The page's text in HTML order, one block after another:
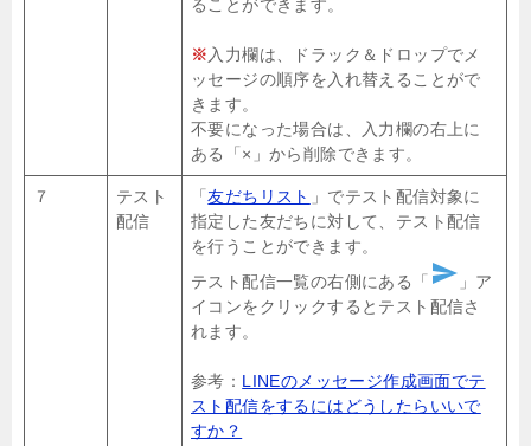
ることができます。
※ 入力欄は、ドラック＆ドロップでメ
ッセージの順序を入れ替えることがで
きます。
不要になった場合は、入力欄の右上に
ある「×」から削除できます。
７
テスト
配信
「友だちリスト 」でテスト配信対象に
指定した友だちに対して、テスト配信
を行うことができます。
テスト配信一覧の右側にある「 send 」ア
イコンをクリックするとテスト配信さ
れます。
参考： LINEのメッセージ作成画面でテ
スト配信をするにはどうしたらいいで
すか？